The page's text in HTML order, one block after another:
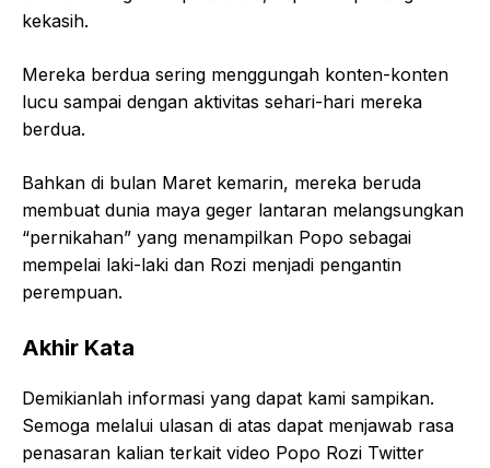
kekasih.
Mereka berdua sering menggungah konten-konten
lucu sampai dengan aktivitas sehari-hari mereka
berdua.
Bahkan di bulan Maret kemarin, mereka beruda
membuat dunia maya geger lantaran melangsungkan
“pernikahan” yang menampilkan Popo sebagai
mempelai laki-laki dan Rozi menjadi pengantin
perempuan.
Akhir Kata
Demikianlah informasi yang dapat kami sampikan.
Semoga melalui ulasan di atas dapat menjawab rasa
penasaran kalian terkait video Popo Rozi Twitter